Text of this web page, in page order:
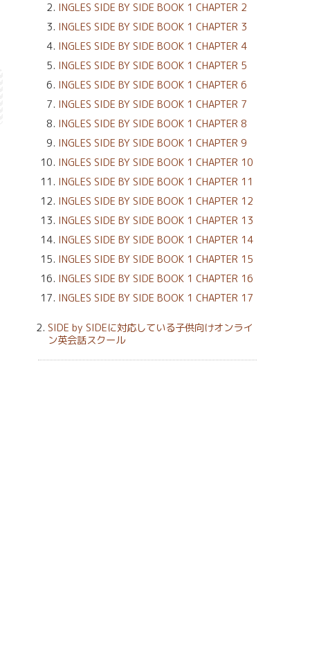
INGLES SIDE BY SIDE BOOK 1 CHAPTER 2
INGLES SIDE BY SIDE BOOK 1 CHAPTER 3
INGLES SIDE BY SIDE BOOK 1 CHAPTER 4
INGLES SIDE BY SIDE BOOK 1 CHAPTER 5
INGLES SIDE BY SIDE BOOK 1 CHAPTER 6
INGLES SIDE BY SIDE BOOK 1 CHAPTER 7
INGLES SIDE BY SIDE BOOK 1 CHAPTER 8
INGLES SIDE BY SIDE BOOK 1 CHAPTER 9
INGLES SIDE BY SIDE BOOK 1 CHAPTER 10
INGLES SIDE BY SIDE BOOK 1 CHAPTER 11
INGLES SIDE BY SIDE BOOK 1 CHAPTER 12
INGLES SIDE BY SIDE BOOK 1 CHAPTER 13
INGLES SIDE BY SIDE BOOK 1 CHAPTER 14
INGLES SIDE BY SIDE BOOK 1 CHAPTER 15
INGLES SIDE BY SIDE BOOK 1 CHAPTER 16
INGLES SIDE BY SIDE BOOK 1 CHAPTER 17
SIDE by SIDEに対応している子供向けオンライ
ン英会話スクール